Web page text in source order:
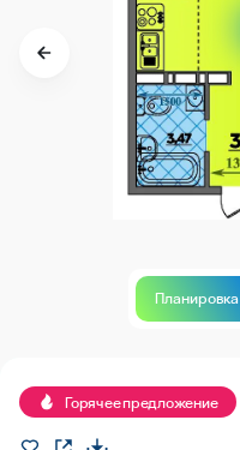
Планировка
Горячее предложение